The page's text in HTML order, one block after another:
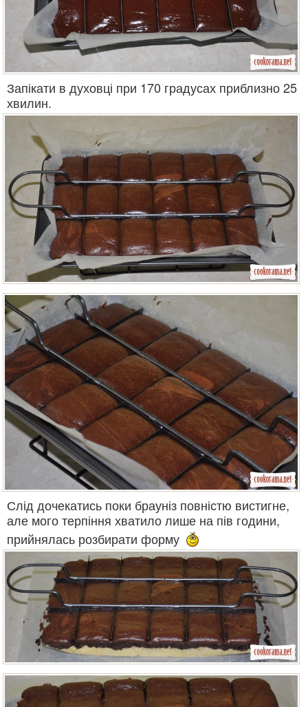
Запікати в духовці при 170 градусах приблизно 25
хвилин.
Слід дочекатись поки брауніз повністю вистигне,
але мого терпіння хватило лише на пів години,
прийнялась розбирати форму